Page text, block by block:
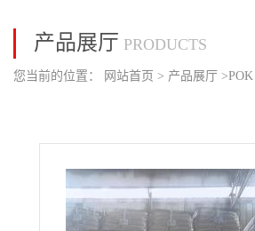
产品展厅 PRODUCTS
您当前的位置： 网站首页 > 产品展厅 >POK